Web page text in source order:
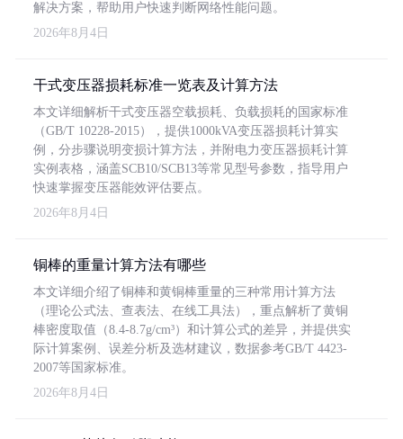
解决方案，帮助用户快速判断网络性能问题。
2026年8月4日
干式变压器损耗标准一览表及计算方法
本文详细解析干式变压器空载损耗、负载损耗的国家标准
（GB/T 10228-2015），提供1000kVA变压器损耗计算实
例，分步骤说明变损计算方法，并附电力变压器损耗计算
实例表格，涵盖SCB10/SCB13等常见型号参数，指导用户
快速掌握变压器能效评估要点。
2026年8月4日
铜棒的重量计算方法有哪些
本文详细介绍了铜棒和黄铜棒重量的三种常用计算方法
（理论公式法、查表法、在线工具法），重点解析了黄铜
棒密度取值（8.4-8.7g/cm³）和计算公式的差异，并提供实
际计算案例、误差分析及选材建议，数据参考GB/T 4423-
2007等国家标准。
2026年8月4日